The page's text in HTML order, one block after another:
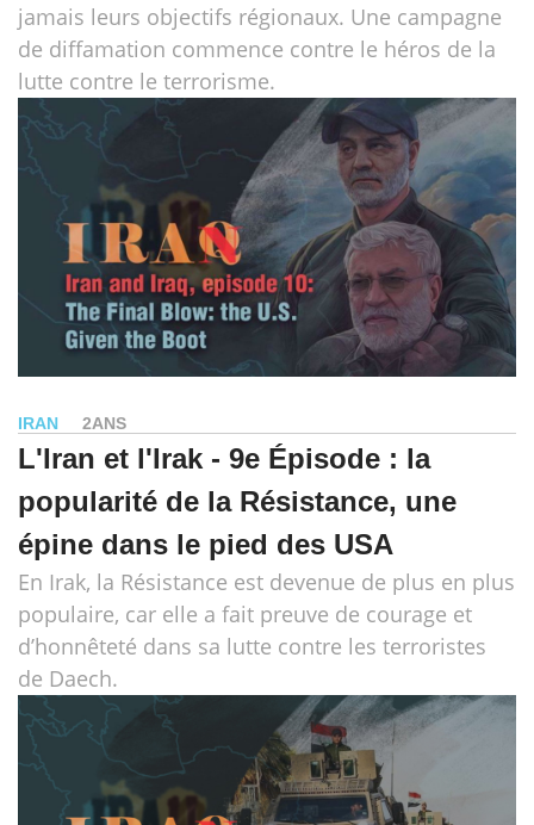
jamais leurs objectifs régionaux. Une campagne
de diffamation commence contre le héros de la
lutte contre le terrorisme.
IRAN 2ANS
L'Iran et l'Irak - 9e Épisode : la
popularité de la Résistance, une
épine dans le pied des USA
En Irak, la Résistance est devenue de plus en plus
populaire, car elle a fait preuve de courage et
d’honnêteté dans sa lutte contre les terroristes
de Daech.